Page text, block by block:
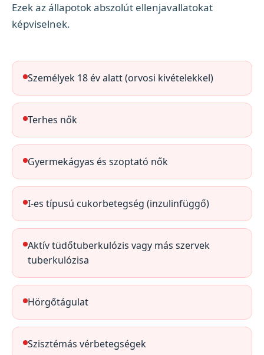
Ezek az állapotok abszolút ellenjavallatokat
képviselnek.
Személyek 18 év alatt (orvosi kivételekkel)
Terhes nők
Gyermekágyas és szoptató nők
I-es típusú cukorbetegség (inzulinfüggő)
Aktív tüdőtuberkulózis vagy más szervek
tuberkulózisa
Hörgőtágulat
Szisztémás vérbetegségek